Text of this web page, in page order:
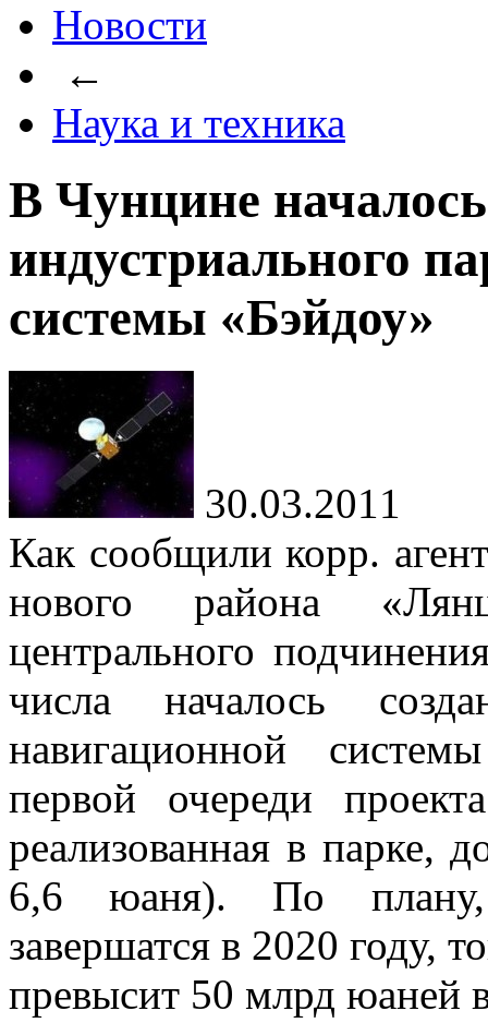
Новости
←
Наука и техника
В Чунцине началось
индустриального
системы «Бэйдоу»
30.03.2011
Как сообщили корр.
нового района «
центрального
числа началось
навигационной
первой очереди
реализованная в парке,
6,6 юаня). По
завершатся в 2020 году,
превысит 50 млрд юаней